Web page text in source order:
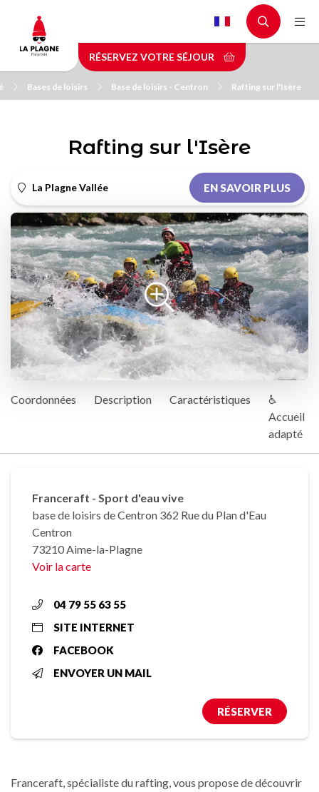
contenu
principal
RÉSERVEZ VOTRE SÉJOUR
Bases de loisirs Base de loisirs - Centron Rafting sur l'Isère
Rafting sur l'Isère
La Plagne Vallée EN SAVOIR PLUS
Coordonnées Description Caractéristiques
♿
Accueil
adapté
Franceraft - Sport d'eau vive
base de loisirs de Centron 362 Rue du Plan d'Eau
Centron
73210 Aime-la-Plagne
Voir la carte
04 79 55 63 55
SITE INTERNET
FACEBOOK
ENVOYER UN MAIL
RÉSERVER
Franceraft, spécialiste du rafting, vous propose de découvrir